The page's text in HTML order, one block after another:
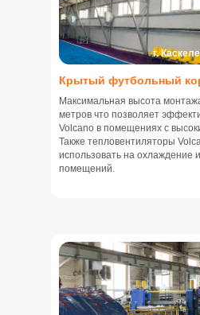
Крытый футбольный
г.
Максимальная высота
метров что позволяет
Volcano в помещениях с
Также тепловентиляторы
использовать на охлаждение
помещений.